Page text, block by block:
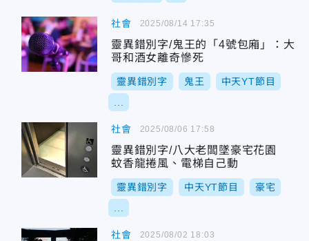
社會
靈異錯別字/鬼王的「4號包廂」：大
哥和酒女離奇慘死
靈異錯別字 鬼王 中天YT節目
2025/08/14 17:35
社會
靈異錯別字/八大老闆墜豪宅花園
蚊香龍捲風、電梯自己動
靈異錯別字 中天YT節目 豪宅
2025/08/06 17:58
社會 2025/08/02 18:03